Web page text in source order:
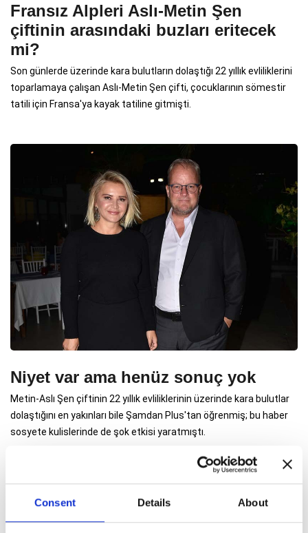
Consent Details About
Fransız Alpleri Aslı-Metin Şen
çiftinin arasındaki buzları eritecek
mi?
Son günlerde üzerinde kara bulutların dolaştığı 22 yıllık evliliklerini
toparlamaya çalışan Aslı-Metin Şen çifti, çocuklarının sömestir
tatili için Fransa'ya kayak tatiline gitmişti.
Niyet var ama henüz sonuç yok
Metin-Aslı Şen çiftinin 22 yıllık evliliklerinin üzerinde kara bulutlar
dolaştığını en yakınları bile Şamdan Plus'tan öğrenmiş; bu haber
sosyete kulislerinde de şok etkisi yaratmıştı.